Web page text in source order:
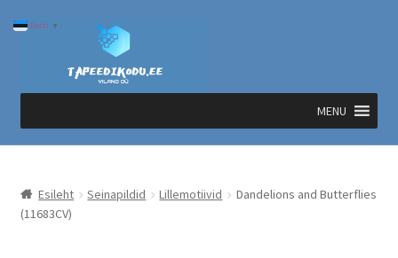
Liigu
navigeerimisele
Liigu
MENU
Esileht Seinapildid Lillemotiivid
Dandelions and Butterflies
(11683CV)
Eesti ▼